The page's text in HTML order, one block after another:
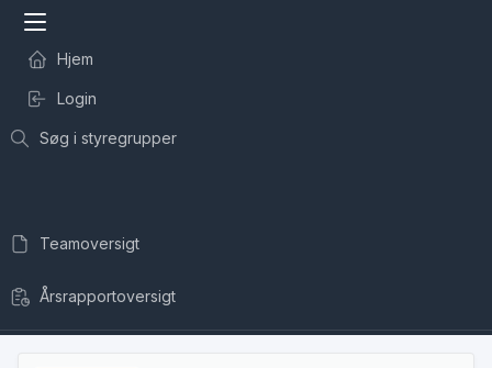
Hjem
Login
Søg i styregrupper
Teamoversigt
Årsrapportoversigt